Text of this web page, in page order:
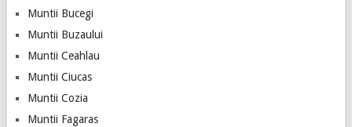
Muntii Bucegi
Muntii Buzaului
Muntii Ceahlau
Muntii Ciucas
Muntii Cozia
Muntii Fagaras